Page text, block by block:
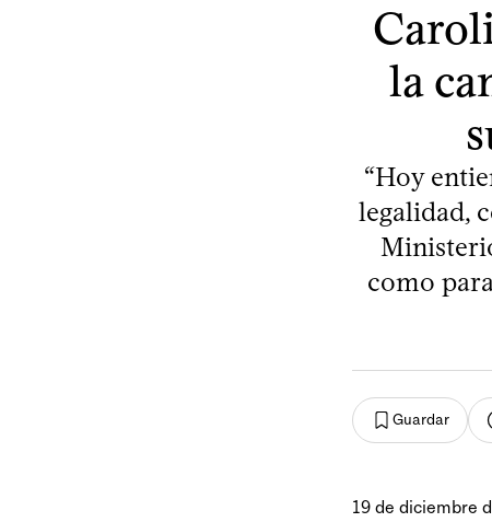
la
“Hoy
legalidad,
como
Guardar
19 de diciembre